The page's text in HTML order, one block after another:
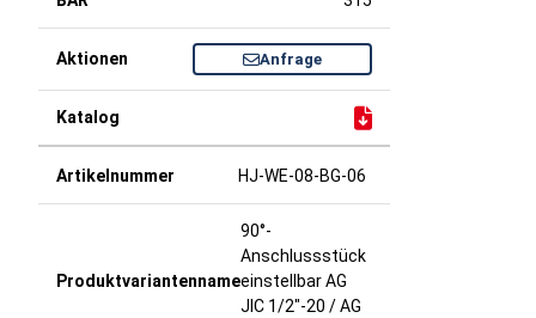
Anfrage
HJ-WE-08-BG-06
90°-
Anschlussstück
einstellbar AG
JIC 1/2"-20 / AG